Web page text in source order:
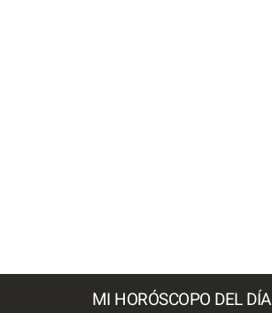
MI HORÓSCOPO DEL DÍA